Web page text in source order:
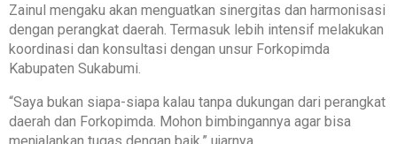
Zainul mengaku akan menguatkan sinergitas dan harmonisasi
dengan perangkat daerah. Termasuk lebih intensif melakukan
koordinasi dan konsultasi dengan unsur Forkopimda
Kabupaten Sukabumi.
“Saya bukan siapa-siapa kalau tanpa dukungan dari perangkat
daerah dan Forkopimda. Mohon bimbingannya agar bisa
menjalankan tugas dengan baik,” ujarnya.